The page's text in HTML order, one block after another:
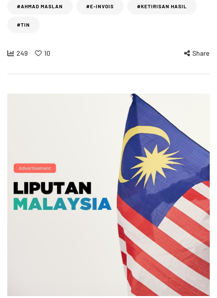
#AHMAD MASLAN #E-INVOIS #KETIRISAN HASIL
#TIN
249 10 Share